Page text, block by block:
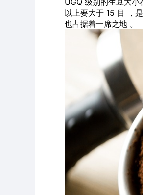
UGQ 级别的生豆大
以上要大于 15 目 ，
也占据着一席之地 。